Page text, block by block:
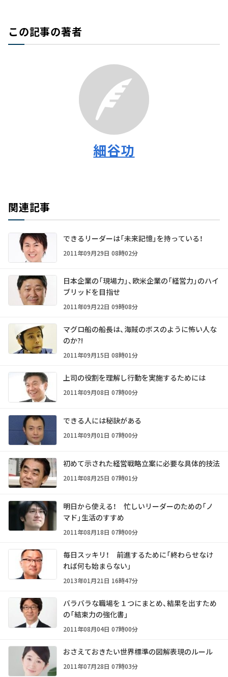
この記事の著者
細谷功
関連記事
できるリーダーは「未来記憶」を持っている！
2011年09月29日 08時02分
日本企業の「現場力」、欧米企業の「経営力」のハイ
ブリッドを目指せ
2011年09月22日 09時08分
マグロ船の船長は、海賊のボスのように怖い人な
のか?!
2011年09月15日 08時01分
上司の役割を理解し行動を実施するためには
2011年09月08日 07時00分
できる人には秘訣がある
2011年09月01日 07時00分
初めて示された経営戦略立案に必要な具体的技法
2011年08月25日 07時01分
明日から使える！ 忙しいリーダーのための「ノ
マド」生活のすすめ
2011年08月18日 07時00分
毎日スッキリ！ 前進するために「終わらせなけ
れば何も始まらない」
2013年01月21日 16時47分
バラバラな職場を１つにまとめ、結果を出すため
の「結束力の強化書」
2011年08月04日 07時00分
おさえておきたい世界標準の図解表現のルール
2011年07月28日 07時03分